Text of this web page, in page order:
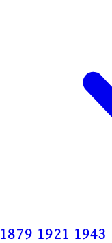
1879 1921 1943